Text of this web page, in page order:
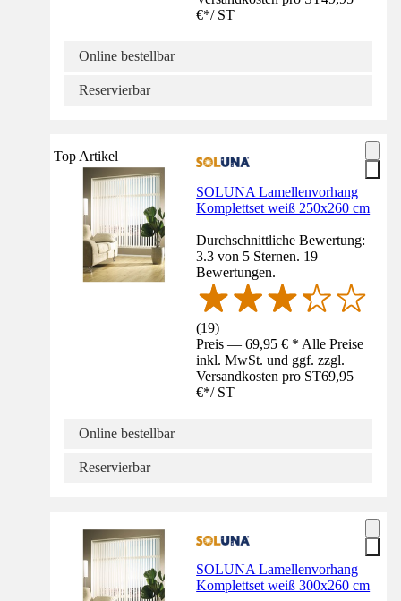
€*/ ST
Online bestellbar
Reservierbar
Top Artikel
SOLUNA Lamellenvorhang
Komplettset weiß 250x260 cm
Durchschnittliche Bewertung:
3.3 von 5 Sternen. 19
Bewertungen.
(19)
Preis — 69,95 € * Alle Preise
inkl. MwSt. und ggf. zzgl.
Versandkosten pro ST69,95
€*/ ST
Online bestellbar
Reservierbar
SOLUNA Lamellenvorhang
Komplettset weiß 300x260 cm